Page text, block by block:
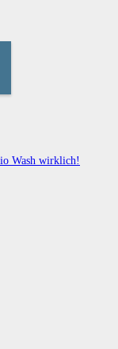
Wash wirklich!